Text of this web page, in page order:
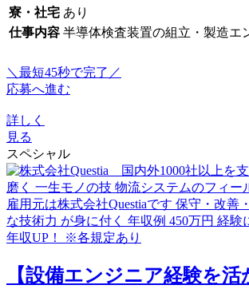
寮・社宅 あり
仕事内容 半導体検査装置の組立・製造エ
＼最短45秒で完了／
応募へ進む
詳しく
見る
スペシャル
【設備エンジニア経験を活